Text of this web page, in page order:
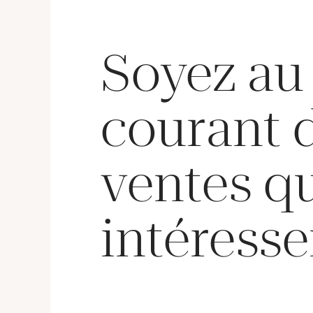
Soyez au
courant
ventes